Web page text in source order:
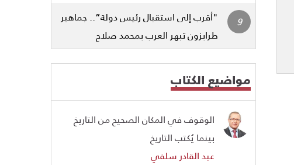
"أقرب إلى استقبال رئيس دولة”.. جماهير
طرابزون تبهر العرب بمحمد صلاح
مواضيع الكتاب
الوقوف في المكان الصحيح من التاريخ
بينما يُكتب التاريخ
عبد القادر سلفي